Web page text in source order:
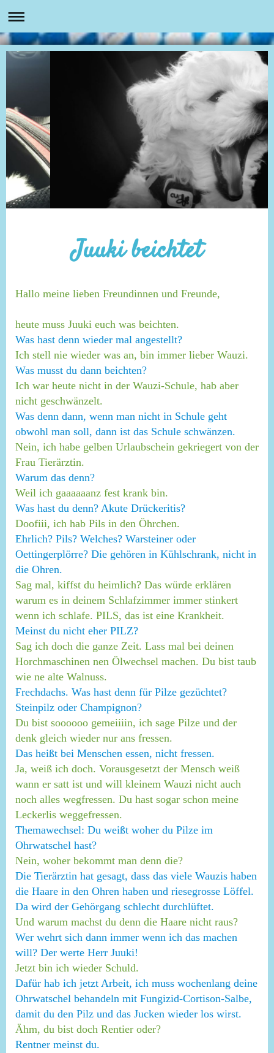
Juuki beichtet
Hallo meine lieben Freundinnen und Freunde,
heute muss Juuki euch was beichten.
Was hast denn wieder mal angestellt?
Ich stell nie wieder was an, bin immer lieber Wauzi.
Was musst du dann beichten?
Ich war heute nicht in der Wauzi-Schule, hab aber
nicht geschwänzelt.
Was denn dann, wenn man nicht in Schule geht
obwohl man soll, dann ist das Schule schwänzen.
Nein, ich habe gelben Urlaubschein gekriegert von der
Frau Tierärztin.
Warum das denn?
Weil ich gaaaaaanz fest krank bin.
Was hast du denn? Akute Drückeritis?
Doofiii, ich hab Pils in den Öhrchen.
Ehrlich? Pils? Welches? Warsteiner oder
Oettingerplörre? Die gehören in Kühlschrank, nicht in
die Ohren.
Sag mal, kiffst du heimlich? Das würde erklären
warum es in deinem Schlafzimmer immer stinkert
wenn ich schlafe. PILS, das ist eine Krankheit.
Meinst du nicht eher PILZ?
Sag ich doch die ganze Zeit. Lass mal bei deinen
Horchmaschinen nen Ölwechsel machen. Du bist taub
wie ne alte Walnuss.
Frechdachs. Was hast denn für Pilze gezüchtet?
Steinpilz oder Champignon?
Du bist soooooo gemeiiiin, ich sage Pilze und der
denk gleich wieder nur ans fressen.
Das heißt bei Menschen essen, nicht fressen.
Ja, weiß ich doch. Vorausgesetzt der Mensch weiß
wann er satt ist und will kleinem Wauzi nicht auch
noch alles wegfressen. Du hast sogar schon meine
Leckerlis weggefressen.
Themawechsel: Du weißt woher du Pilze im
Ohrwatschel hast?
Nein, woher bekommt man denn die?
Die Tierärztin hat gesagt, dass das viele Wauzis haben
die Haare in den Ohren haben und riesegrosse Löffel.
Da wird der Gehörgang schlecht durchlüftet.
Und warum machst du denn die Haare nicht raus?
Wer wehrt sich dann immer wenn ich das machen
will? Der werte Herr Juuki!
Jetzt bin ich wieder Schuld.
Dafür hab ich jetzt Arbeit, ich muss wochenlang deine
Ohrwatschel behandeln mit Fungizid-Cortison-Salbe,
damit du den Pilz und das Jucken wieder los wirst.
Ähm, du bist doch Rentier oder?
Rentner meinst du.